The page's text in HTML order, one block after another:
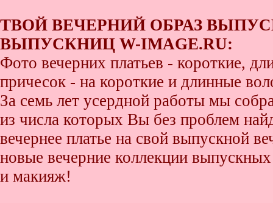
ТВОЙ ВЕЧЕРНИЙ ОБРАЗ
ВЫПУСКНИЦ W-IMAGE.RU:
Фото вечерних платьев - короткие,
причесок - на короткие и длинные
За семь лет усердной работы мы
из числа которых Вы без проблем
вечернее платье на свой выпускной
новые вечерние коллекции
и макияж!